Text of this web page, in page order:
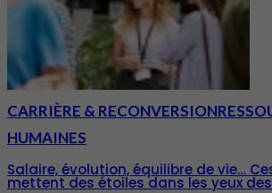
CARRIÈRE & RECONVERSION
HUMAINES
Salaire, évolution, équilibre de vie…
mettent des étoiles dans les yeux